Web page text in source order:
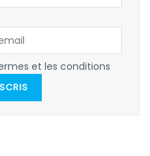
et les conditions